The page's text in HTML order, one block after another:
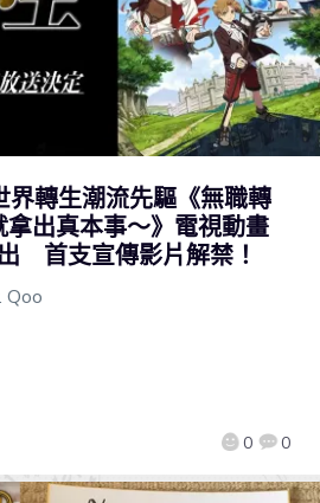
界轉生潮流先驅《無職轉
出真本事～》電視動畫
首支宣傳影片解禁！
Qoo
0 0